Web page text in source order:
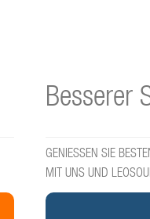
Besserer
GENIESSEN SIE
MIT UNS UND